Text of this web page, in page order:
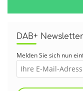
DAB+ Newsletter
Melden Sie sich nun